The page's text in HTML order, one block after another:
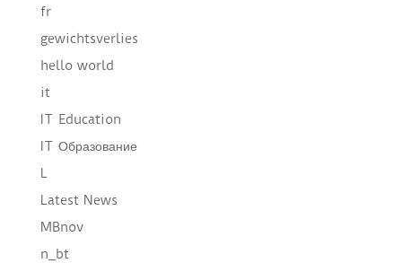
fr
gewichtsverlies
hello world
it
IT Education
IT Образование
L
Latest News
MBnov
n_bt